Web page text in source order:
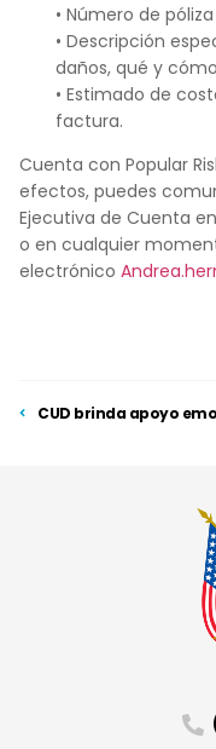
• Número de póliza
• Descripción
daños, qué y
• Estimado de
factura.
Cuenta con Popular
efectos, puedes
Ejecutiva de Cuenta
o en cualquier
electrónico